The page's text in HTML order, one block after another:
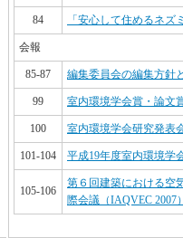
84 「安心して住めるネズ
会報
85-87 編集委員会の編集方針
99 室内環境学会賞・論文
100 室内環境学会研究発表
101-104 平成19年度室内環境学
105-106
第６回建築における空
際会議（IAQVEC 2007